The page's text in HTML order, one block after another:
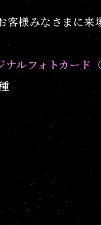
様みなさまに来
ルフォトカード